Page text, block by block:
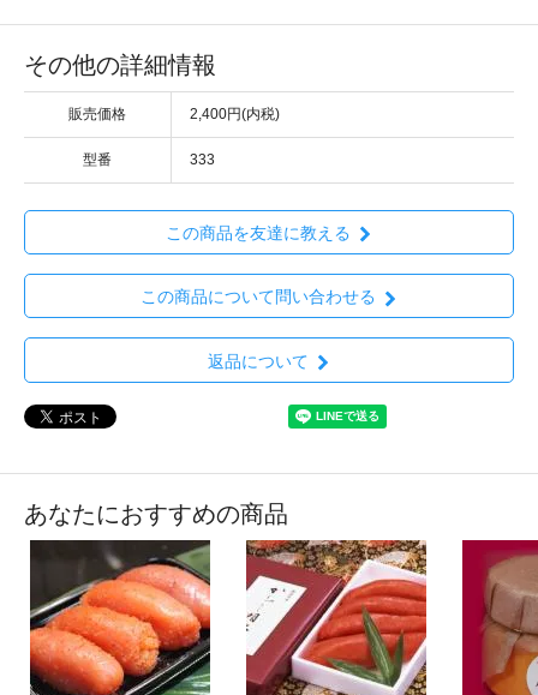
その他の詳細情報
販売価格 2,400円(内税)
型番 333
この商品を友達に教える
この商品について問い合わせる
返品について
あなたにおすすめの商品